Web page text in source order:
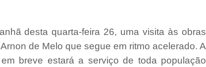
desta quarta-feira 26, uma visita às obras
de Melo que segue em ritmo acelerado. A
breve estará a serviço de toda população